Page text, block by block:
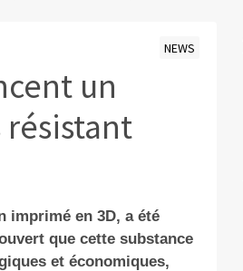
NEWS
un
imprimé en 3D, a été
que cette substance
et économiques,